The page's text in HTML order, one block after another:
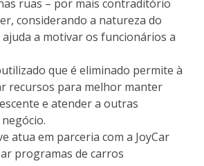
ruas – por mais contraditório
considerando a natureza do
a motivar os funcionários a
que é eliminado permite à
recursos para melhor manter
e atender a outras
atua em parceria com a JoyCar
programas de carros